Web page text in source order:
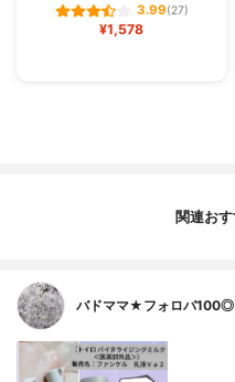
3.99(27)
¥1,578
関連お
バドママ★フォロバ100◎